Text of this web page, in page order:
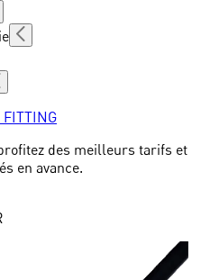
FITTING
des meilleurs tarifs et
en avance.